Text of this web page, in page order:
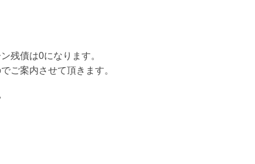
残債は0になります。
ご案内させて頂きます。